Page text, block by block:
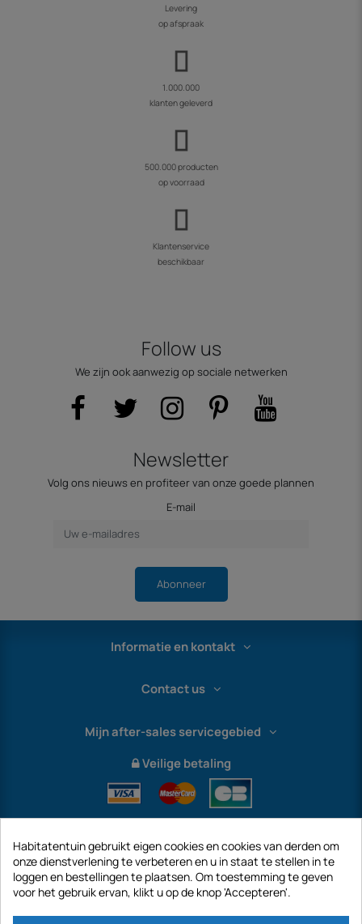
Levering
op afspraak
1.000.000
klanten geleverd
500.000 producten
op voorraad
Klantenservice
beschikbaar
Follow us
We zijn ook aanwezig op sociale netwerken
Newsletter
Volg ons nieuws en profiteer van onze goede plannen
E-mail
Abonneer
Informatie en kontakt
Contact us
Mijn after-sales servicegebied
Veilige betaling
International
Habitatentuin gebruikt eigen cookies en cookies van derden om
onze dienstverlening te verbeteren en u in staat te stellen in te
loggen en bestellingen te plaatsen. Om toestemming te geven
voor het gebruik ervan, klikt u op de knop 'Accepteren'.